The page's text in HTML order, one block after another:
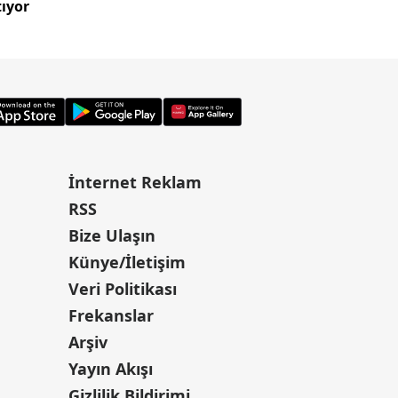
İnternet Reklam
RSS
Bize Ulaşın
Künye/İletişim
Veri Politikası
Frekanslar
Arşiv
Yayın Akışı